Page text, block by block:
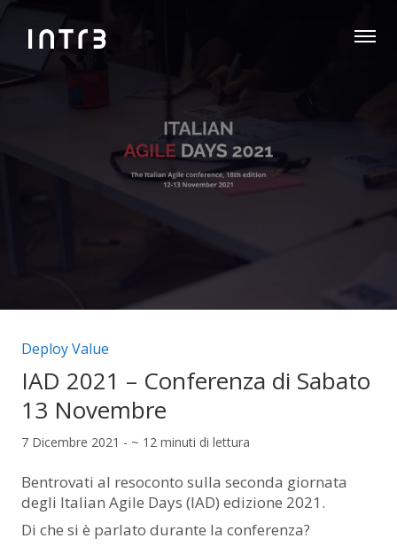
Categorie articolo:
Deploy Value
IAD 2021 – Conferenza di Sabato
13 Novembre
7 Dicembre 2021 - ~ 12 minuti di lettura
Bentrovati al resoconto sulla seconda giornata
degli Italian Agile Days (IAD) edizione 2021.
Di che si è parlato durante la conferenza?